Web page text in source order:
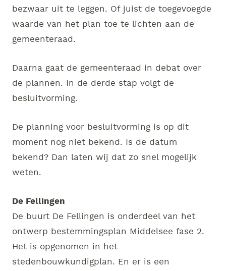
bezwaar uit te leggen. Of juist de toegevoegde
waarde van het plan toe te lichten aan de
gemeenteraad.
Daarna gaat de gemeenteraad in debat over
de plannen. In de derde stap volgt de
besluitvorming.
De planning voor besluitvorming is op dit
moment nog niet bekend. Is de datum
bekend? Dan laten wij dat zo snel mogelijk
weten.
De Fellingen
De buurt De Fellingen is onderdeel van het
ontwerp bestemmingsplan Middelsee fase 2.
Het is opgenomen in het
stedenbouwkundigplan. En er is een